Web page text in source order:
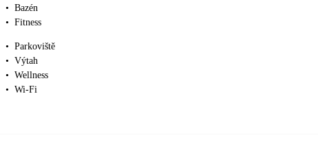
• Bazén
• Fitness
• Parkoviště
• Výtah
• Wellness
• Wi-Fi